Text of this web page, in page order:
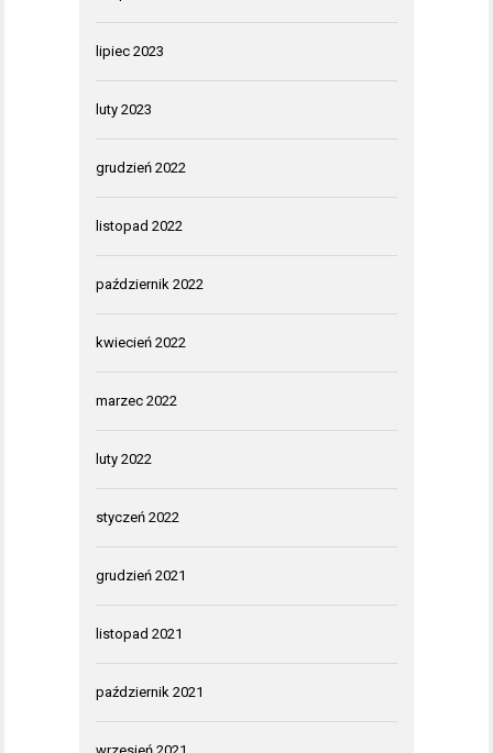
lipiec 2023
luty 2023
grudzień 2022
listopad 2022
październik 2022
kwiecień 2022
marzec 2022
luty 2022
styczeń 2022
grudzień 2021
listopad 2021
październik 2021